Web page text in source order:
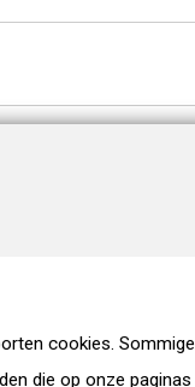
cookies. Sommige
die op onze paginas